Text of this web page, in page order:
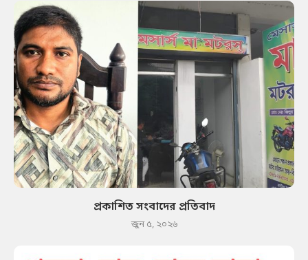
প্রকাশিত সংবাদের প্রতিবাদ
জুন ৫, ২০২৬